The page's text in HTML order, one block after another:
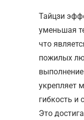
Тайцзи
уменьшая
что
пожилых
укрепляет
гибкость и
Это